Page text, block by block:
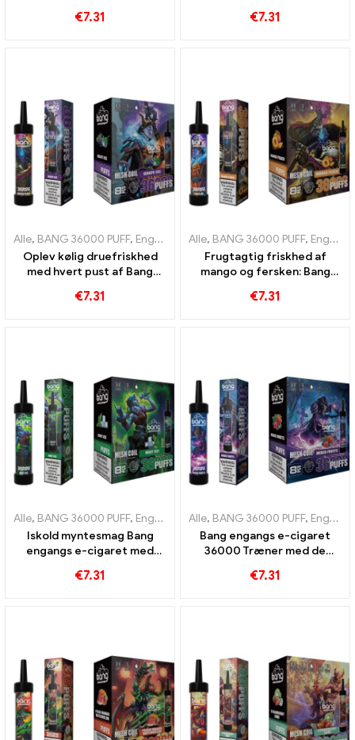
mesh coil for frugtig 36000
€7.31
med Double Apples for
€7.31
Alle, BANG 36000 PUFF, Engangs e-cigaretter Litauen ,Engangs e-
Oplev kølig druefriskhed
med hvert pust af Bang
engangsbrug med mesh-
€7.31
Alle, BANG 36000 PUFF, Engangs e-cigaretter
Frugtagtig friskhed af
mango og fersken: Bang
36000 træner til en tropisk
€7.31
Alle, BANG 36000 PUFF, Engangs e-cigaretter ,Engangs e-
Iskold myntesmag Bang
engangs e-cigaret med
for det ultimative kick af
€7.31
Alle, BANG 36000 PUFF, Engangs e-cigaretter
Bang engangs e-cigaret
36000 Træner med de
for en ultimativ vaping-
€7.31